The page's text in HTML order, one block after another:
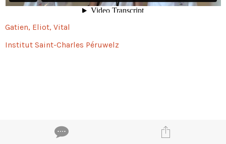
Gatien, Eliot, Vital
Institut Saint-Charles Péruwelz